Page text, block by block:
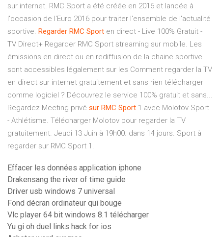
sur internet. RMC Sport a été créée en 2016 et lancée à
l'occasion de l'Euro 2016 pour traiter l'ensemble de l'actualité
sportive. Regarder RMC Sport en direct - Live 100% Gratuit -
TV Direct+ Regarder RMC Sport streaming sur mobile. Les
émissions en direct ou en rediffusion de la chaine sportive
sont accessibles légalement sur les Comment regarder la TV
en direct sur internet gratuitement et sans rien télécharger
comme logiciel ? Découvrez le service 100% gratuit et sans...
Regardez Meeting privé sur RMC Sport 1 avec Molotov Sport
- Athlétisme. Télécharger Molotov pour regarder la TV
gratuitement. Jeudi 13 Juin à 19h00. dans 14 jours. Sport à
regarder sur RMC Sport 1.
Effacer les données application iphone
Drakensang the river of time guide
Driver usb windows 7 universal
Fond décran ordinateur qui bouge
Vlc player 64 bit windows 8.1 télécharger
Yu gi oh duel links hack for ios